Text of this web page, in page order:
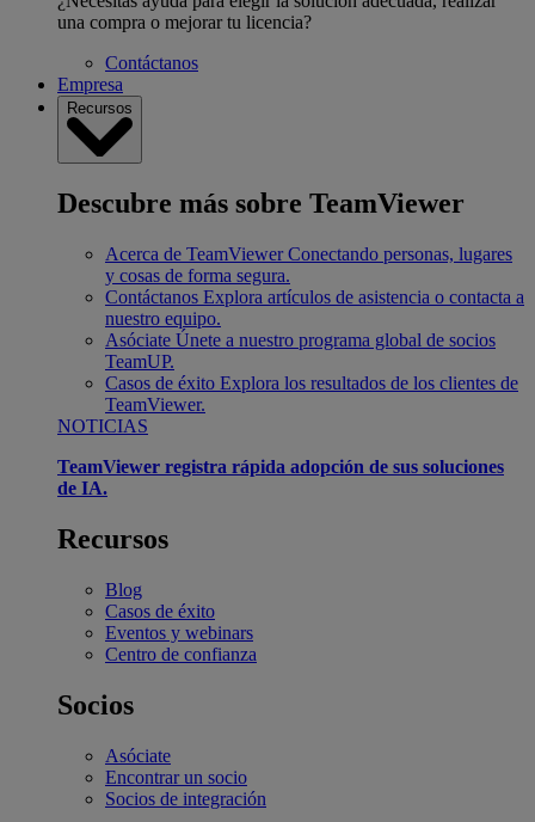
una compra o mejorar tu licencia?
Contáctanos
Empresa
Recursos
Descubre más sobre TeamViewer
Acerca de TeamViewer Conectando personas, lugares
y cosas de forma segura.
Contáctanos Explora artículos de asistencia o contacta a
nuestro equipo.
Asóciate Únete a nuestro programa global de socios
TeamUP.
Casos de éxito Explora los resultados de los clientes de
TeamViewer.
NOTICIAS
TeamViewer registra rápida adopción de sus soluciones
de IA.
Recursos
Blog
Casos de éxito
Eventos y webinars
Centro de confianza
Socios
Asóciate
Encontrar un socio
Socios de integración